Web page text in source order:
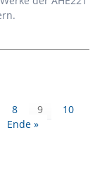
8 9
10
Ende »